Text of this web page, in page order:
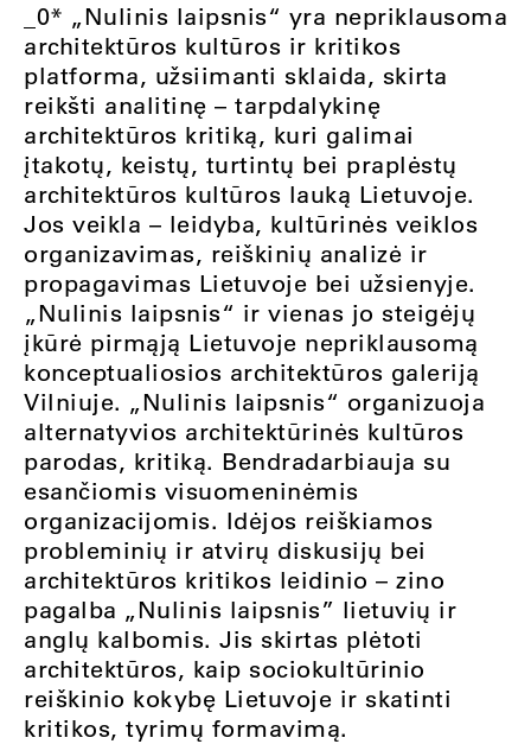
_0* „Nulinis laipsnis“ yra nepriklausoma
architektūros kultūros ir kritikos
platforma, užsiimanti sklaida, skirta
reikšti analitinę – tarpdalykinę
architektūros kritiką, kuri galimai
įtakotų, keistų, turtintų bei praplėstų
architektūros kultūros lauką Lietuvoje.
Jos veikla – leidyba, kultūrinės veiklos
organizavimas, reiškinių analizė ir
propagavimas Lietuvoje bei užsienyje.
„Nulinis laipsnis“ ir vienas jo steigėjų
įkūrė pirmąją Lietuvoje nepriklausomą
konceptualiosios architektūros galeriją
Vilniuje. „Nulinis laipsnis“ organizuoja
alternatyvios architektūrinės kultūros
parodas, kritiką. Bendradarbiauja su
esančiomis visuomeninėmis
organizacijomis. Idėjos reiškiamos
probleminių ir atvirų diskusijų bei
architektūros kritikos leidinio – zino
pagalba „Nulinis laipsnis” lietuvių ir
anglų kalbomis. Jis skirtas plėtoti
architektūros, kaip sociokultūrinio
reiškinio kokybę Lietuvoje ir skatinti
kritikos, tyrimų formavimą.